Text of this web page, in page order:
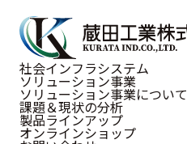
社会インフラシステム
ソリューション事業
ソリューション事業について
課題＆現状の分析
製品ラインアップ
オンラインショップ
NEWS
お知らせ